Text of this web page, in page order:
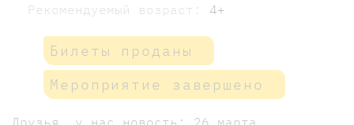
Рекомендуемый возраст: 4+
Билеты проданы
Мероприятие завершено